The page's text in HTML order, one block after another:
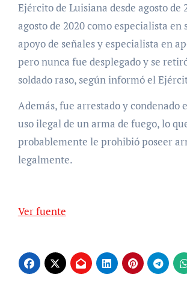
Ejército de Luisiana desde agosto de
agosto de 2020 como especialista en
apoyo de señales y especialista en
pero nunca fue desplegado y se
soldado raso, según informó el
Además, fue arrestado y condenado
uso ilegal de un arma de fuego, lo
probablemente le prohibió poseer
legalmente.
Ver fuente